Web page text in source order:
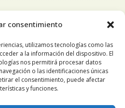
consentimiento
utilizamos tecnologías como las
a la información del dispositivo. El
nos permitirá procesar datos
o las identificaciones únicas
el consentimiento, puede afectar
y funciones.
Comercial El Tutti 1ª Planta,